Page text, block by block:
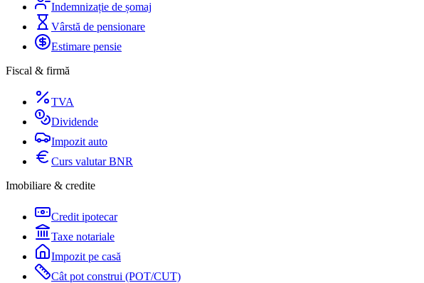
Indemnizație de șomaj
Vârstă de pensionare
Estimare pensie
Fiscal & firmă
TVA
Dividende
Impozit auto
Curs valutar BNR
Imobiliare & credite
Credit ipotecar
Taxe notariale
Impozit pe casă
Cât pot construi (POT/CUT)